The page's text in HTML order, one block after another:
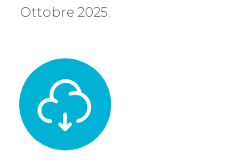
Ottobre 2025.